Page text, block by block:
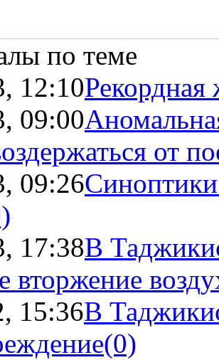
по теме
12:10Рекордная
09:00
от
09:26
17:38В
вторжение
15:36В
(0)